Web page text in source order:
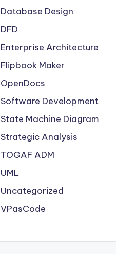
Database Design
DFD
Enterprise Architecture
Flipbook Maker
OpenDocs
Software Development
State Machine Diagram
Strategic Analysis
TOGAF ADM
UML
Uncategorized
VPasCode